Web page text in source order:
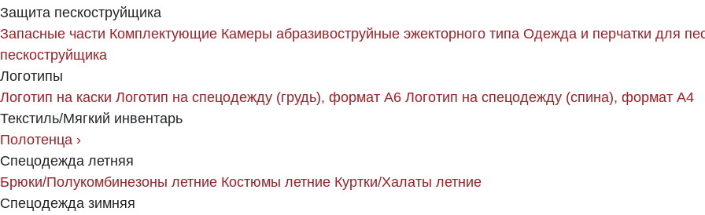
Защита пескоструйщика
Запасные части Комплектующие Камеры абразивоструйные эжекторного типа Одежда и перчатки для
пескоструйщика
Логотипы
Логотип на каски Логотип на спецодежду (грудь), формат А6 Логотип на спецодежду (спина), формат А4
Текстиль/Мягкий инвентарь
Полотенца ›
Спецодежда летняя
Брюки/Полукомбинезоны летние Костюмы летние Куртки/Халаты летние
Спецодежда зимняя